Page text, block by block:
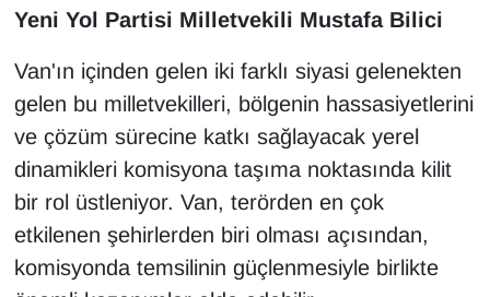
Yeni Yol Partisi Milletvekili Mustafa Bilici
Van'ın içinden gelen iki farklı siyasi gelenekten
gelen bu milletvekilleri, bölgenin hassasiyetlerini
ve çözüm sürecine katkı sağlayacak yerel
dinamikleri komisyona taşıma noktasında kilit
bir rol üstleniyor. Van, terörden en çok
etkilenen şehirlerden biri olması açısından,
komisyonda temsilinin güçlenmesiyle birlikte
SAĞLIK
Seri İlan
Sinema - TV
SPOR